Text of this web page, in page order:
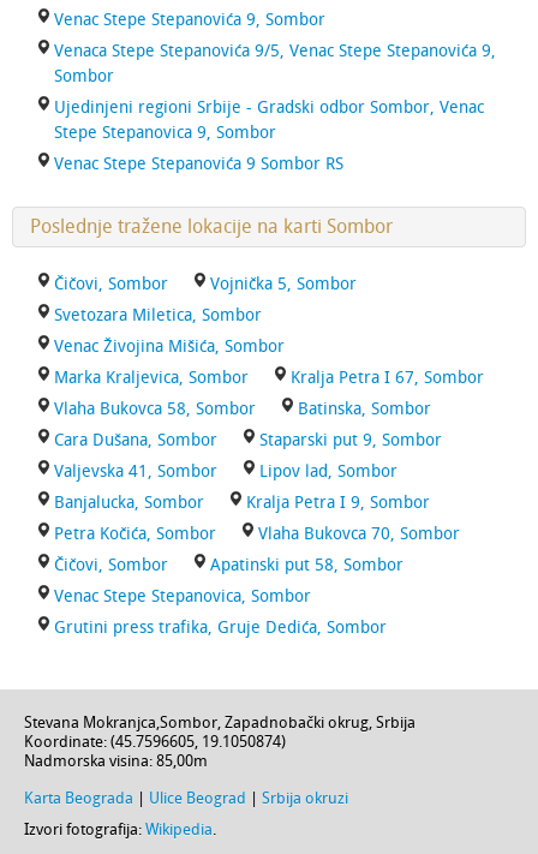
Venac Stepe Stepanovića 9, Sombor
Venaca Stepe Stepanovića 9/5, Venac Stepe Stepanovića 9,
Sombor
Ujedinjeni regioni Srbije - Gradski odbor Sombor, Venac
Stepe Stepanovica 9, Sombor
Venac Stepe Stepanovića 9 Sombor RS
Poslednje tražene lokacije na karti Sombor
Čičovi, Sombor
Vojnička 5, Sombor
Svetozara Miletica, Sombor
Venac Živojina Mišića, Sombor
Marka Kraljevica, Sombor
Kralja Petra I 67, Sombor
Vlaha Bukovca 58, Sombor
Batinska, Sombor
Cara Dušana, Sombor
Staparski put 9, Sombor
Valjevska 41, Sombor
Lipov lad, Sombor
Banjalucka, Sombor
Kralja Petra I 9, Sombor
Petra Kočića, Sombor
Vlaha Bukovca 70, Sombor
Čičovi, Sombor
Apatinski put 58, Sombor
Venac Stepe Stepanovica, Sombor
Grutini press trafika, Gruje Dedića, Sombor
Stevana Mokranjca,Sombor, Zapadnobački okrug, Srbija
Koordinate: (45.7596605, 19.1050874)
Nadmorska visina: 85,00m
Karta Beograda Ulice Beograd
Srbija okruzi
Izvori fotografija: Wikipedia.